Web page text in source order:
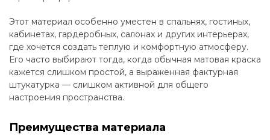
Этот материал особенно уместен в спальнях, гостиных,
кабинетах, гардеробных, салонах и других интерьерах,
где хочется создать теплую и комфортную атмосферу.
Его часто выбирают тогда, когда обычная матовая краска
кажется слишком простой, а выраженная фактурная
штукатурка — слишком активной для общего
настроения пространства.
Преимущества материала